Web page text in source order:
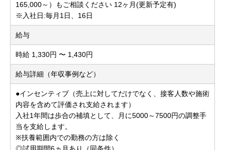
165,000～）もご相談ください 12ヶ月(更新予定有)
※入社日:毎月1日、16日
給与
時給 1,330円 〜 1,430円
給与詳細（年収事例など）
●インセンティブ（売上に対してだけでなく、接客人数や施術
内容を含めて評価され支給されます）
入社1年間は歩合の補填として、月に5000～7500円の調整手
当を支給します。
※扶養範囲内での勤務の方は除く